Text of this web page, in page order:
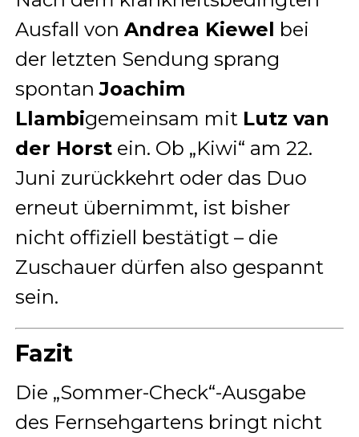
Ausfall von Andrea Kiewel bei
der letzten Sendung sprang
spontanJoachim
Llambigemeinsam mit Lutz van
der Horstein. Ob „Kiwi“ am 22.
Juni zurückkehrt oder das Duo
erneut übernimmt, ist bisher
nicht offiziell bestätigt – die
Zuschauer dürfen also gespannt
sein.
Fazit
Die „Sommer-Check“-Ausgabe
des Fernsehgartens bringt nicht